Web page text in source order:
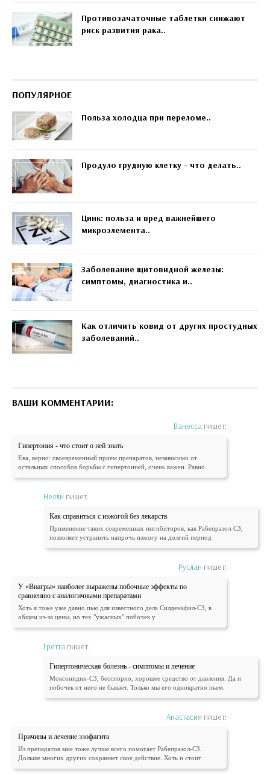
Противозачаточные таблетки снижают
риск развития рака..
ПОПУЛЯРНОЕ
Польза холодца при переломе..
Продуло грудную клетку - что делать..
Цинк: польза и вред важнейшего
микроэлемента..
Заболевание щитовидной железы:
симптомы, диагностика и..
Как отличить ковид от других простудных
заболеваний..
ВАШИ КОММЕНТАРИИ:
Ванесса пишет:
Гипертония - что стоит о ней знать
Ева, верно: своевременный прием препаратов, независимо от
остальных способов борьбы с гипертонией, очень важен. Равно
Нелли пишет:
Как справиться с изжогой без лекарств
Применение таких современных ингибиторов, как Рабепразол-СЗ,
позволяет устранить напрочь изжогу на долгий период
Руслан пишет:
У «Виагры» наиболее выражены побочные эффекты по
сравнению с аналогичными препаратами
Хоть я тоже уже давно пью для известного дела Силденафил-СЗ, в
общем из-за цены, но тех "ужасных" побочек у
Гретта пишет:
Гипертоническая болезнь - симптомы и лечение
Моксонидин-СЗ, бесспорно, хорошее средство от давления. Да и
побочек от него не бывает. Только мы его однократно пьем.
Анастасия пишет:
Причины и лечение эзофагита
Из препаратов мне тоже лучше всего помогает Рабепразол-СЗ.
Дольше многих других сохраняет свое действие. Хоть и стоит